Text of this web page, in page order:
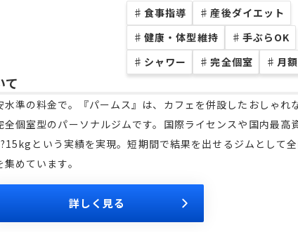
♯ 食事指導 ♯ 産後ダイエット
♯ 健康・体型維持 ♯ 手ぶらOK
♯ シャワー ♯ 完全個室 ♯ 月
て
準の料金で。『パームス』は、カフェを併設したおしゃれ
個室型のパーソナルジムです。国際ライセンスや国内最高
という実績を実現。短期間で結果を出せるジムとして
めています。
詳しく見る